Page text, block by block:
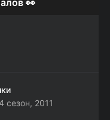
👀
сезон, 2011